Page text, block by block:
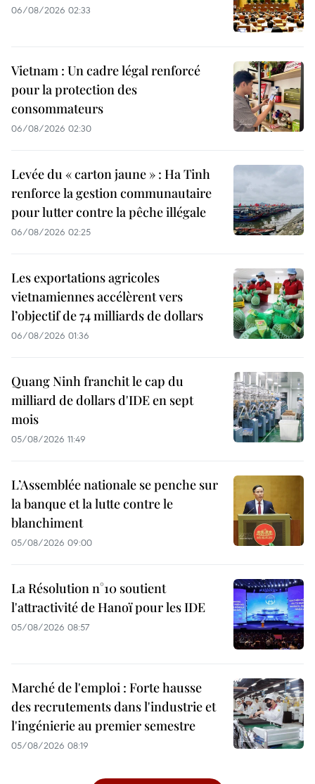
06/08/2026 02:33
Vietnam : Un cadre légal renforcé
pour la protection des
consommateurs
06/08/2026 02:30
Levée du « carton jaune » : Ha Tinh
renforce la gestion communautaire
pour lutter contre la pêche illégale
06/08/2026 02:25
Les exportations agricoles
vietnamiennes accélèrent vers
l’objectif de 74 milliards de dollars
06/08/2026 01:36
Quang Ninh franchit le cap du
milliard de dollars d'IDE en sept
mois
05/08/2026 11:49
L’Assemblée nationale se penche sur
la banque et la lutte contre le
blanchiment
05/08/2026 09:00
La Résolution n°10 soutient
l'attractivité de Hanoï pour les IDE
05/08/2026 08:57
Marché de l'emploi : Forte hausse
des recrutements dans l'industrie et
l'ingénierie au premier semestre
05/08/2026 08:19